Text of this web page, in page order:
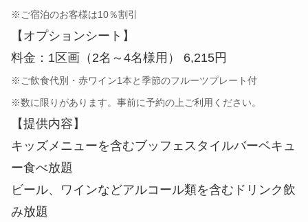
【提供内容】
キッズメニューを含むブッフェスタイルバーベキュ
ー食べ放題
ビール、ワインなどアルコール類を含むドリンク飲
み放題
【メニュー例】
＜前菜＞
サルピカオ（チキンと野菜のサラダ）、セビチェ
（魚介類のマリネ）、ビーツサラダ